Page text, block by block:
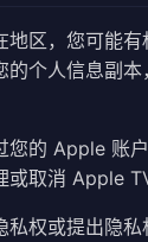
地区，您可能
的个人信息副
您的 Apple 账
或取消 Apple
私权或提出隐